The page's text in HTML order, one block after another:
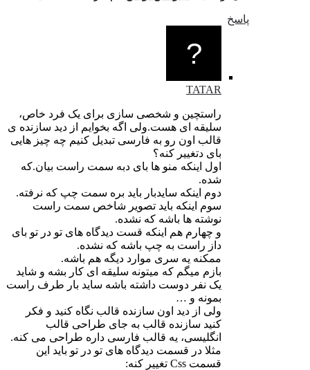
TATAR
راستچین و شخصی سازی برای یک فرد خاص،
سلیقه ای هست.ولی اگه بخوایم از دید سازنده ی
قالب اون رو به فارسی تبدیل کنیم چه چیز هایی
بای دتغییر کنه؟
اول اینکه منو ها بای دبه سمت راست بیان.که
دوم اینکه سایدبار باید بره سمت چپ که نرفته.
سوم اینکه باید تصویر شاخص سمت راست
نوشته ها باشه که نشده.
و چهارم هم اینکه قست دیدگاه های تو در تو بای
داز راست به چپ باشه که نشده.
ممکنه یه سری موارد دیگه هم باشه.
بازم میگم که میتونه سلیقه ای کار بشه و شاید
یک نفر دوست داشته باشه ساید بار طرف راست
بمونه و …
ولی از دید اون سازنده قالب نگاه کنید و فکر
کنید سازنده قالب به جای طراحی قالب
انگلیسی، یه قالب فارسی داره طراحی می کنه.
مثلا در قسمت دیدگاه های تو در تو باید این
قسمت Css تغییر کنه: